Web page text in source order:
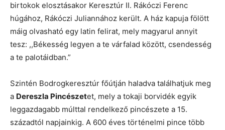
birtokok elosztásakor Keresztúr II. Rákóczi Ferenc
húgához, Rákóczi Juliannához került. A ház kapuja fölött
máig olvasható egy latin felirat, mely magyarul annyit
tesz: ,,Békesség legyen a te várfalad között, csendesség
a te palotáidban.”
Szintén Bodrogkeresztúr főútján haladva találhatjuk meg
a Dereszla Pincészetet, mely a tokaji borvidék egyik
leggazdagabb múlttal rendelkező pincészete a 15.
századtól napjainkig. A 600 éves történelmi pince több